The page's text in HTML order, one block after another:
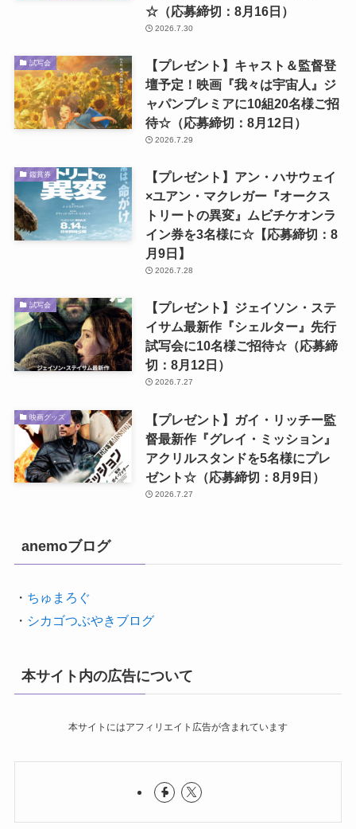
☆（応募締切：8月16日）
2026.7.30
試写会
【プレゼント】キャスト＆監督登
壇予定！映画『我々は宇宙人』ジ
ャパンプレミアに10組20名様ご招
待☆（応募締切：8月12日）
2026.7.29
鑑賞券
【プレゼント】アン・ハサウェイ
×ユアン・マクレガー『オークス
トリートの異変』ムビチケオンラ
イン券を3名様に☆【応募締切：8
月9日】
2026.7.28
試写会
【プレゼント】ジェイソン・ステ
イサム最新作『シェルター』先行
試写会に10名様ご招待☆（応募締
切：8月12日）
2026.7.27
映画グッズ
【プレゼント】ガイ・リッチー監
督最新作『グレイ・ミッション』
アクリルスタンドを5名様にプレ
ゼント☆（応募締切：8月9日）
2026.7.27
anemoブログ
・ ちゅまろぐ
・ シカゴつぶやきブログ
本サイト内の広告について
本サイトにはアフィリエイト広告が含まれています